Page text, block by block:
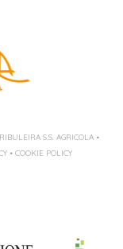
S.S. AGRICOLA •
• COOKIE POLICY